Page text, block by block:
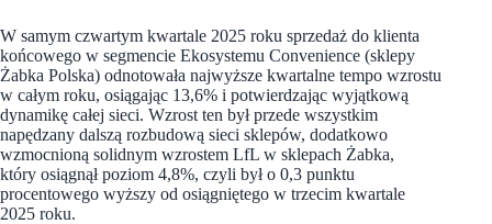
W samym czwartym kwartale 2025 roku sprzedaż do klienta
końcowego w segmencie Ekosystemu Convenience (sklepy
Żabka Polska) odnotowała najwyższe kwartalne tempo wzrostu
w całym roku, osiągając 13,6% i potwierdzając wyjątkową
dynamikę całej sieci. Wzrost ten był przede wszystkim
napędzany dalszą rozbudową sieci sklepów, dodatkowo
wzmocnioną solidnym wzrostem LfL w sklepach Żabka,
który osiągnął poziom 4,8%, czyli był o 0,3 punktu
procentowego wyższy od osiągniętego w trzecim kwartale
2025 roku.